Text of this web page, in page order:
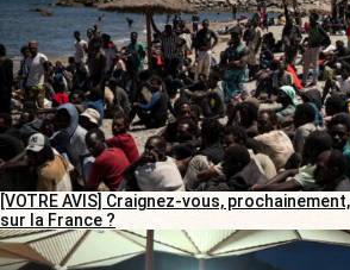
[VOTRE AVIS] Craignez-vous,
sur la France ?